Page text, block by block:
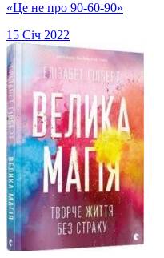
«Це не про 90-60-90»
15 Січ 2022